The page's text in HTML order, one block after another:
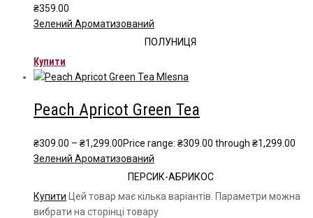
₴359.00
Зелений Ароматизований
ПОЛУНИЦЯ
Купити
Peach Apricot Green Tea
₴309.00 – ₴1,299.00Price range: ₴309.00 through ₴1,299.00
Зелений Ароматизований
ПЕРСИК-АБРИКОС
Купити Цей товар має кілька варіантів. Параметри можна
вибрати на сторінці товару